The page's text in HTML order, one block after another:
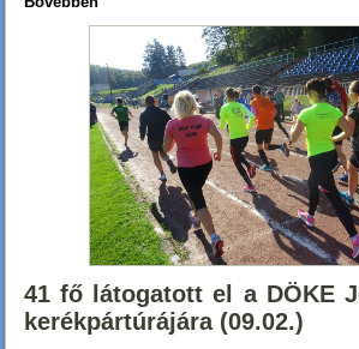
41 fő látogatott el a DÖKE
kerékpártúrájára (09.02.)